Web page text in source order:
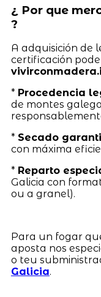
¿ Por que
?
A adquisición de
certificación
* Procedencia
de montes
* Secado
con máxima
* Reparto
Galicia con
ou a granel).
Para un fogar
aposta nos
o teu
Galicia.